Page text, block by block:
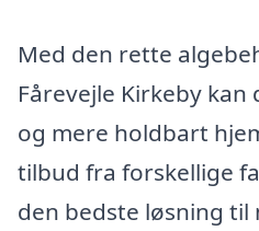
Med den rette
Fårevejle Kirkeby
og mere holdbart
tilbud fra forskellige
den bedste løsning til